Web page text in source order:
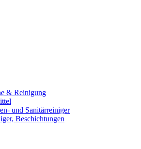
& Reinigung
und Sanitärreiniger
Beschichtungen